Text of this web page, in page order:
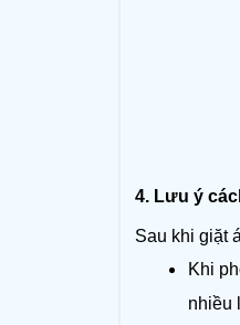
4. Lưu ý
Sau khi giặt
Khi
nhiều